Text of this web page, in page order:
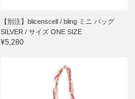
【別注】blicenscell / bling ミニ バッグ
SILVER / サイズ ONE SIZE
¥5,280